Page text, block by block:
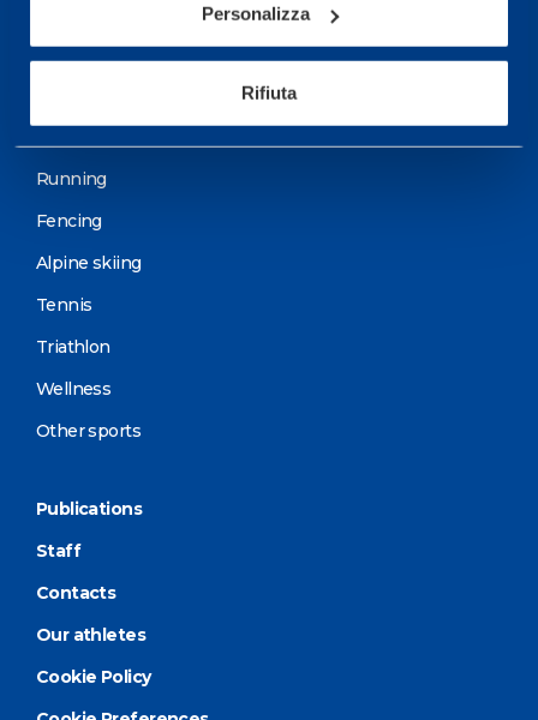
Personalizza
Rifiuta
Cycling and MTB
Running
Fencing
Alpine skiing
Tennis
Triathlon
Wellness
Other sports
Publications
Staff
Contacts
Our athletes
Cookie Policy